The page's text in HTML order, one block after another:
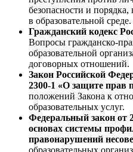
безопасности и
в образовательной среде.
Гражданский кодекс
Вопросы гражданско-
образовательной
договорных отношений.
Закон Российской
2300-1 «О защите прав
положений Закона к
образовательных услуг.
Федеральный закон от
основах системы
правонарушений
образовательных